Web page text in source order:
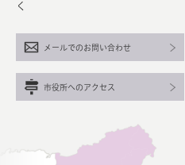
く
メールでのお問い合わせ
市役所へのアクセス